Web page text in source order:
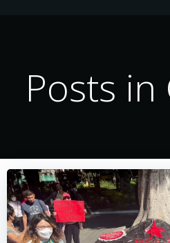
Posts